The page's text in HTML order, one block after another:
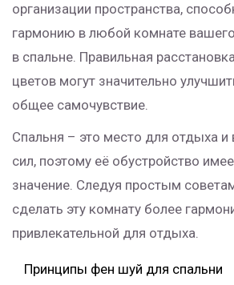
организации пространства,
гармонию в любой комнате
в спальне. Правильная
цветов могут значительно
общее самочувствие.
Спальня – это место для отдыха и
сил, поэтому её обустройство
значение. Следуя простым
сделать эту комнату более
привлекательной для отдыха.
Принципы фен шуй для спальни